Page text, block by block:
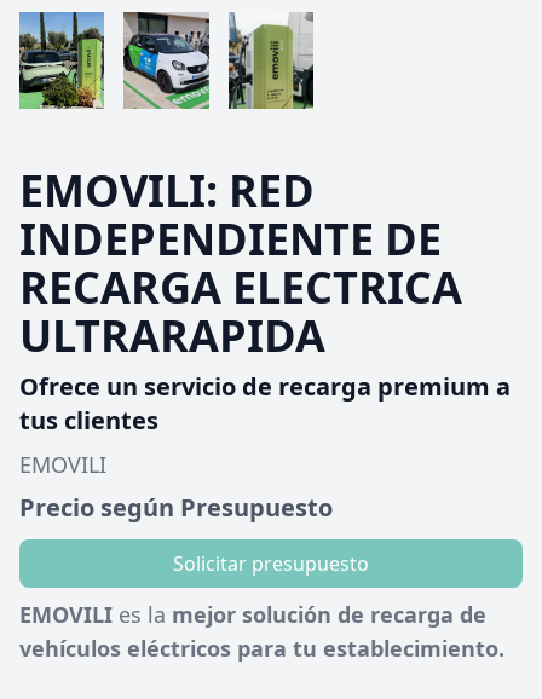
EMOVILI: RED
INDEPENDIENTE DE
RECARGA ELECTRICA
ULTRARAPIDA
Ofrece un servicio de recarga premium a
tus clientes
EMOVILI
Precio según Presupuesto
Solicitar presupuesto
EMOVILI es la mejor solución de recarga de
vehículos eléctricos para tu establecimiento.